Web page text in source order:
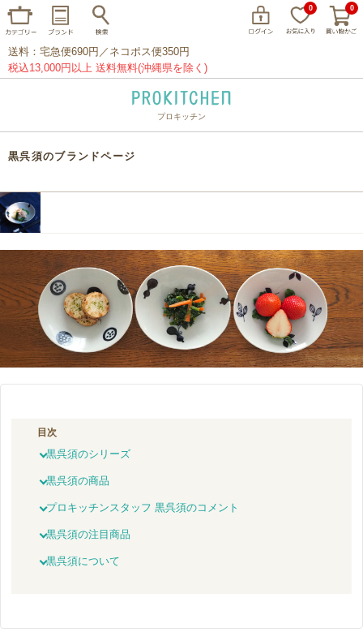
0 0
家事問屋 ウェック
プレート グラス カトラリー
山一 マリメッコ つきじ常陸屋 柳宗理
閉じる
送料：宅急便690円／ネコポス便350円
税込13,000円以上 送料無料(沖縄県を除く)
プロキッチン
黒呉須のブランドページ
目次
黒呉須のシリーズ
黒呉須の商品
プロキッチンスタッフ 黒呉須のコメント
黒呉須の注目商品
黒呉須について